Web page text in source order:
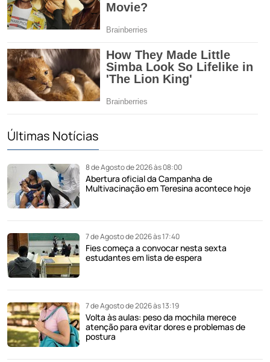
Últimas Notícias
8 de Agosto de 2026 às 08:00
Abertura oficial da Campanha de
Multivacinação em Teresina acontece hoje
7 de Agosto de 2026 às 17:40
Fies começa a convocar nesta sexta
estudantes em lista de espera
7 de Agosto de 2026 às 13:19
Volta às aulas: peso da mochila merece
atenção para evitar dores e problemas de
postura